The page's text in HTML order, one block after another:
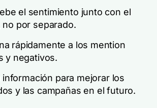
el sentimiento junto con el
no por separado.
rápidamente a los mention
y negativos.
información para mejorar los
y las campañas en el futuro.